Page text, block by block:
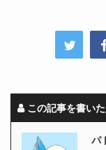
この記事を書い
パ